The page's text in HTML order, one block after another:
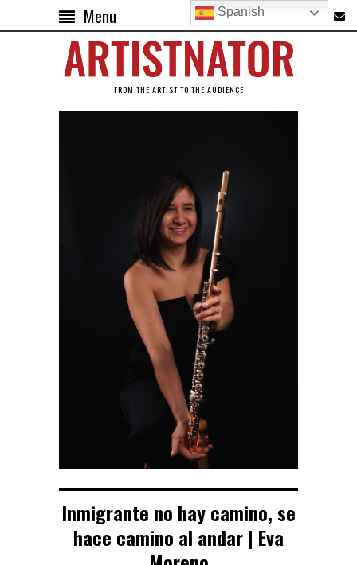
Menu
FROM THE ARTIST TO THE AUDIENCE
Inmigrante no hay camino, se
hace camino al andar | Eva
Spanish